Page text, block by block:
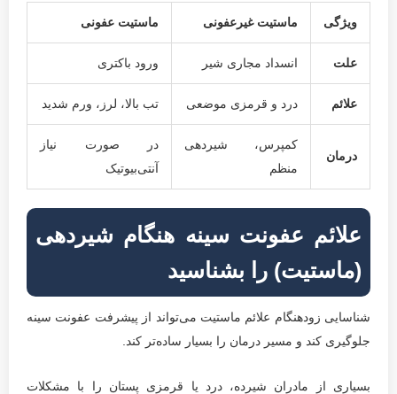
ویژگی ماستیت غیرعفونی ماستیت عفونی
علت انسداد مجاری شیر ورود باکتری
علائم درد و قرمزی موضعی تب بالا، لرز، ورم شدید
درمان
کمپرس، شیردهی
منظم
در صورت نیاز
آنتی‌بیوتیک
علائم عفونت سینه هنگام شیردهی
(ماستیت) را بشناسید
شناسایی زودهنگام علائم ماستیت می‌تواند از پیشرفت عفونت سینه
جلوگیری کند و مسیر درمان را بسیار ساده‌تر کند.
بسیاری از مادران شیرده، درد یا قرمزی پستان را با مشکلات